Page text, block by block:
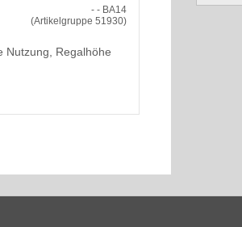
- - BA14
(Artikelgruppe 51930)
Nutzung, Regalhöhe